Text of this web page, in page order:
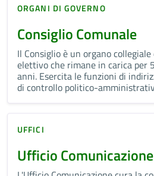
ORGANI DI GOVERNO
Consiglio Comunale
Il Consiglio è un organo collegiale
elettivo che rimane in carica per 5
anni. Esercita le funzioni di
di controllo politico-
UFFICI
Ufficio Comunicazione